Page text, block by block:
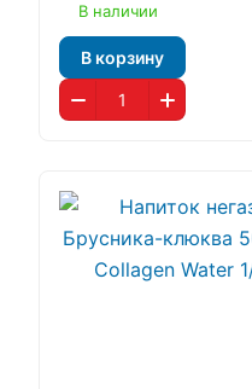
В наличии
В корзину